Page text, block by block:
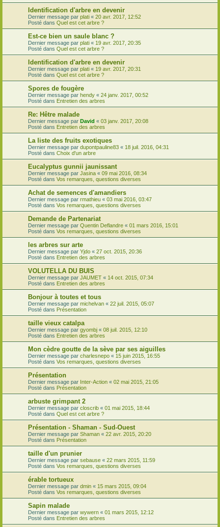
Identification d'arbre en devenir
Dernier message par plati « 20 avr. 2017, 12:52
Posté dans Quel est cet arbre ?
Est-ce bien un saule blanc ?
Dernier message par plati « 19 avr. 2017, 20:35
Posté dans Quel est cet arbre ?
Identification d'arbre en devenir
Dernier message par plati « 19 avr. 2017, 20:31
Posté dans Quel est cet arbre ?
Spores de fougère
Dernier message par hendy « 24 janv. 2017, 00:52
Posté dans Entretien des arbres
Re: Hêtre malade
Dernier message par David « 03 janv. 2017, 20:08
Posté dans Entretien des arbres
La liste des fruits exotiques
Dernier message par dupontpauline83 « 18 juil. 2016, 04:31
Posté dans Choix d'un arbre
Eucalyptus gunnii jaunissant
Dernier message par Jasina « 09 mai 2016, 08:34
Posté dans Vos remarques, questions diverses
Achat de semences d'amandiers
Dernier message par rmathieu « 03 mai 2016, 03:47
Posté dans Vos remarques, questions diverses
Demande de Partenariat
Dernier message par Quentin Deflandre « 01 mars 2016, 15:01
Posté dans Vos remarques, questions diverses
les arbres sur arte
Dernier message par Yjdo « 27 oct. 2015, 20:36
Posté dans Entretien des arbres
VOLUTELLA DU BUIS
Dernier message par JAUMET « 14 oct. 2015, 07:34
Posté dans Entretien des arbres
Bonjour à toutes et tous
Dernier message par michelvan « 22 juil. 2015, 05:07
Posté dans Présentation
taille vieux catalpa
Dernier message par gyombj « 08 juil. 2015, 12:10
Posté dans Entretien des arbres
Mon cèdre goutte de la sève par ses aiguilles
Dernier message par charlesnepo « 15 juin 2015, 16:55
Posté dans Vos remarques, questions diverses
Présentation
Dernier message par Inter-Action « 02 mai 2015, 21:05
Posté dans Présentation
arbuste grimpant 2
Dernier message par closcrib « 01 mai 2015, 18:44
Posté dans Quel est cet arbre ?
Présentation - Shaman - Sud-Ouest
Dernier message par Shaman « 22 avr. 2015, 20:20
Posté dans Présentation
taille d'un prunier
Dernier message par sebause « 22 mars 2015, 11:59
Posté dans Vos remarques, questions diverses
érable tortueux
Dernier message par dmin « 15 mars 2015, 09:04
Posté dans Vos remarques, questions diverses
Sapin malade
Dernier message par wywern « 01 mars 2015, 12:12
Posté dans Entretien des arbres